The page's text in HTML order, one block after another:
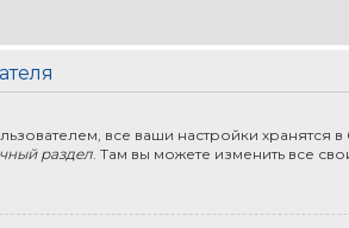
все ваши настройки
раздел . Там вы можете изменить все